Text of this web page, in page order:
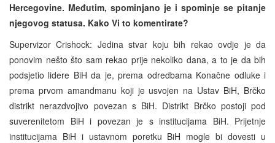
Hercegovine. Međutim, spominjano je i spominje se pitanje
njegovog statusa. Kako Vi to komentirate?
Supervizor Crishock: Jedina stvar koju bih rekao ovdje je da
ponovim nešto što sam rekao prije nekoliko dana, a to je da bih
podsjetio lidere BiH da je, prema odredbama Konačne odluke i
prema prvom amandmanu koji je usvojen na Ustav BiH, Brčko
distrikt nerazdvojivo povezan s BiH. Distrikt Brčko postoji pod
suverenitetom BiH i povezan je s institucijama BiH. Prijetnje
institucijama BiH i ustavnom poretku BiH mogle bi dovesti u